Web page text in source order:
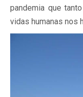
pandemia que
vidas humanas nos